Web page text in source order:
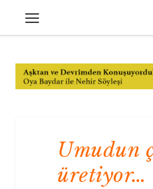
Umudun
üretiyor…